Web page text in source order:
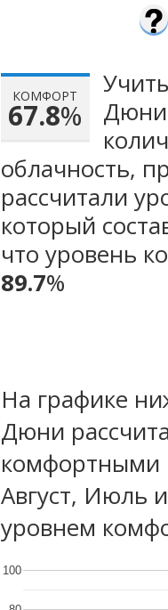
КОМФОРТ
67.8%
Дюни
облачность,
рассчитали
который
что уровень
89.7%
На графике
Дюни
комфортными
Август, Июль
уровнем
100